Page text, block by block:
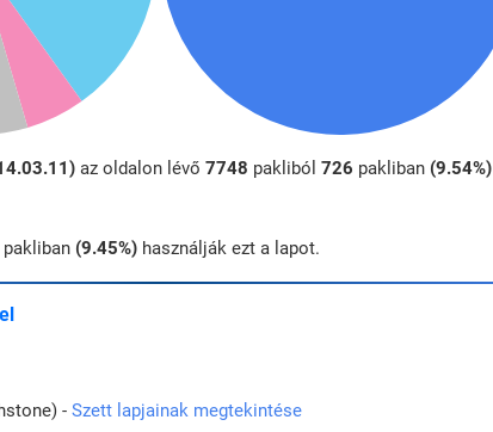
az oldalon lévő 7748 pakliból 726 pakliban (9.54%)
pakliban (9.45%) használják ezt a lapot.
- Szett lapjainak megtekintése